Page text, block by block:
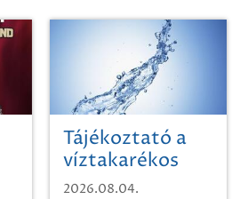
Tájékoztató a
víztakarékos
vízhasználatról
2026.08.04.